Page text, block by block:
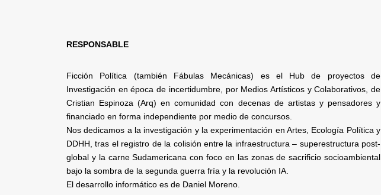
RESPONSABLE
Ficción Política (también Fábulas Mecánicas) es el Hub de proyectos de
Investigación en época de incertidumbre, por Medios Artísticos y Colaborativos, de
Cristian Espinoza (Arq) en comunidad con decenas de artistas y pensadores y
financiado en forma independiente por medio de concursos.
Nos dedicamos a la investigación y la experimentación en Artes, Ecología Política y
DDHH, tras el registro de la colisión entre la infraestructura – superestructura post-
global y la carne Sudamericana con foco en las zonas de sacrificio socioambiental
bajo la sombra de la segunda guerra fría y la revolución IA.
El desarrollo informático es de Daniel Moreno.